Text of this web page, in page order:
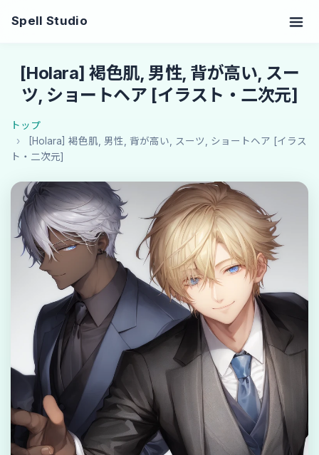
Spell Studio
[Holara] 褐色肌, 男性, 背が高い, スー
ツ, ショートヘア [イラスト・二次元]
トップ
[Holara] 褐色肌, 男性, 背が高い, スーツ, ショートヘア [イラス
ト・二次元]